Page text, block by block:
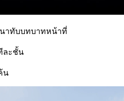
นาทับบทบาทหน้าที่
ละชั้น
น